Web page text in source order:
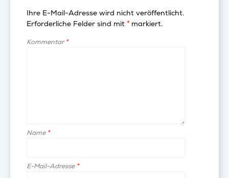
Ihre E-Mail-Adresse wird nicht veröffentlicht.
Erforderliche Felder sind mit *markiert.
Kommentar*
Name *
E-Mail-Adresse *